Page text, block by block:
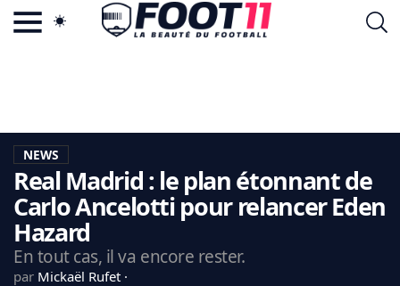
LA CHARTE
VIE PRIVÉE
CGU
CONTACTEZ-NOUS
NEWS
Real Madrid : le plan étonnant de
Carlo Ancelotti pour relancer Eden
Hazard
En tout cas, il va encore rester.
par Mickaël Rufet